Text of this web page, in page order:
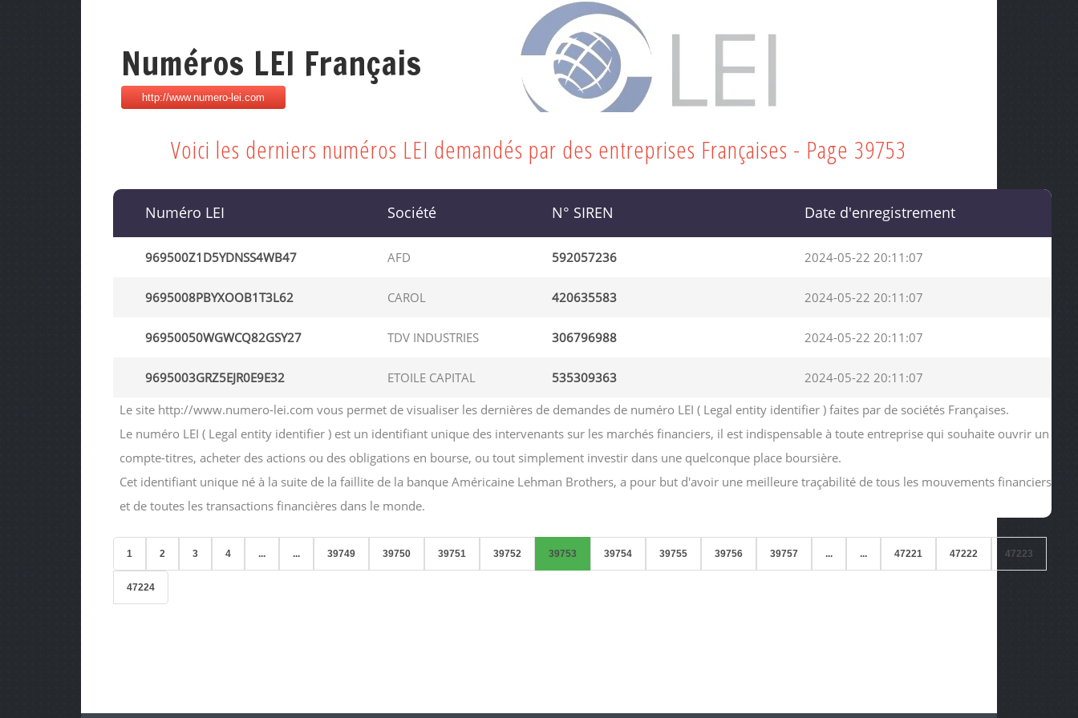
Numéros LEI Français
Voici les derniers numéros LEI demandés par des entreprises Françaises - Page 39753
Numéro LEI Société N° SIREN Date d'enregistrement
969500Z1D5YDNSS4WB47 AFD 592057236 2024-05-22 20:11:07
9695008PBYXOOB1T3L62 CAROL 420635583 2024-05-22 20:11:07
96950050WGWCQ82GSY27 TDV INDUSTRIES 306796988 2024-05-22 20:11:07
9695003GRZ5EJR0E9E32 ETOILE CAPITAL 535309363
2024-05-22 20:11:07
Le site http://www.numero-lei.com vous permet de visualiser les dernières de demandes de numéro LEI ( Legal entity identifier ) faites par de sociétés Françaises.
Le numéro LEI ( Legal entity identifier ) est un identifiant unique des intervenants sur les marchés financiers, il est indispensable à toute entreprise qui souhaite ouvrir un
compte-titres, acheter des actions ou des obligations en bourse, ou tout simplement investir dans une quelconque place boursière.
Cet identifiant unique né à la suite de la faillite de la banque Américaine Lehman Brothers, a pour but d'avoir une meilleure traçabilité de tous les mouvements financiers
et de toutes les transactions financières dans le monde.
1 2 3 4 ... ... 39749 39750 39751 39752 39753 39754 39755 39756 39757 ... ... 47221 47222 47223
47224